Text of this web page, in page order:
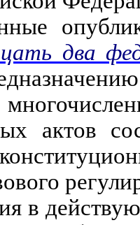
два
актов
в